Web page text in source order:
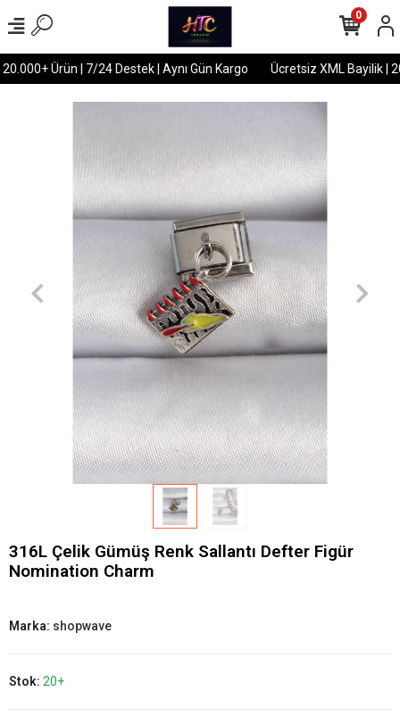
Ürün | 7/24 Destek | Aynı Gün Kargo Ücretsiz XML Bayilik |
0
316L Çelik Gümüş Renk Sallantı Defter Figür
Nomination Charm
Marka: shopwave
Stok: 20+